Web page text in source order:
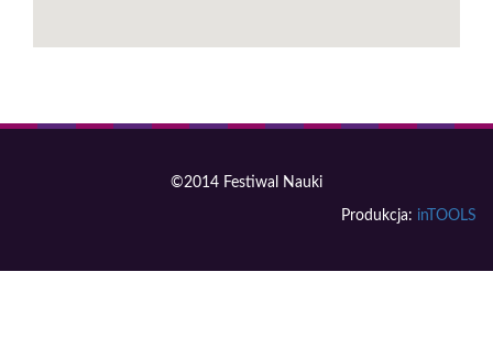
©2014 Festiwal Nauki
Produkcja: inTOOLS